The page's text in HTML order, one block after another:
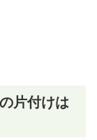
片付けは